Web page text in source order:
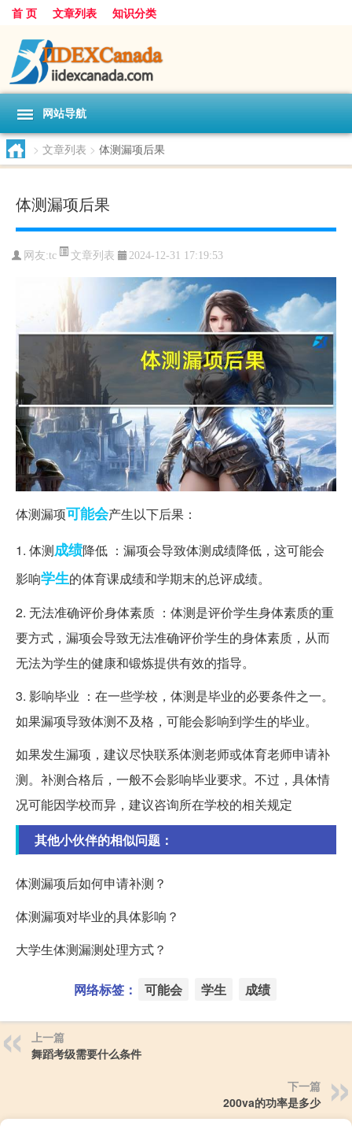
首 页 文章列表 知识分类
网站导航
> 文章列表 > 体测漏项后果
体测漏项后果
网友:tc 文章列表 2024-12-31 17:19:53
体测漏项可能会产生以下后果：
1. 体测成绩降低 ：漏项会导致体测成绩降低，这可能会
影响学生的体育课成绩和学期末的总评成绩。
2. 无法准确评价身体素质 ：体测是评价学生身体素质的重
要方式，漏项会导致无法准确评价学生的身体素质，从而
无法为学生的健康和锻炼提供有效的指导。
3. 影响毕业 ：在一些学校，体测是毕业的必要条件之一。
如果漏项导致体测不及格，可能会影响到学生的毕业。
如果发生漏项，建议尽快联系体测老师或体育老师申请补
测。补测合格后，一般不会影响毕业要求。不过，具体情
况可能因学校而异，建议咨询所在学校的相关规定
其他小伙伴的相似问题：
体测漏项后如何申请补测？
体测漏项对毕业的具体影响？
大学生体测漏测处理方式？
网络标签： 可能会 学生 成绩
上一篇
舞蹈考级需要什么条件
下一篇
200va的功率是多少